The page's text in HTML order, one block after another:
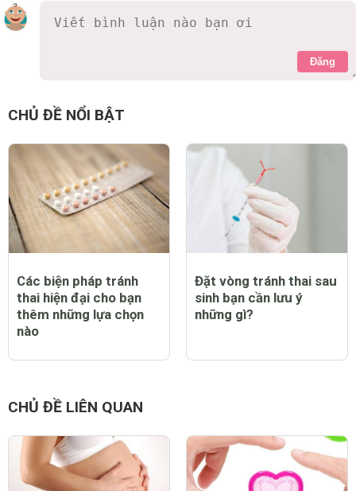
Đăng
CHỦ ĐỀ NỔI BẬT
Các biện pháp tránh
thai hiện đại cho bạn
thêm những lựa chọn
nào
Đặt vòng tránh thai sau
sinh bạn cần lưu ý
những gì?
CHỦ ĐỀ LIÊN QUAN